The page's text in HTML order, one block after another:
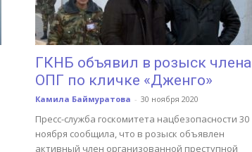
ГКНБ объявил в розыск члена
ОПГ по кличке «Дженго»
Камила Баймуратова - 30 ноября 2020
Пресс-служба госкомитета нацбезопасности 30
ноября сообщила, что в розыск объявлен
активный член организованной преступной